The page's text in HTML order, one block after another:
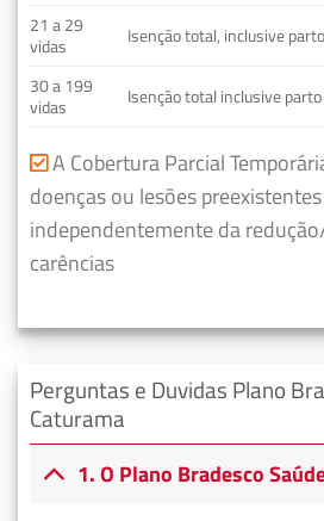
21 a 29
vidas
Isenção total, inclusive parto
30 a 199
vidas
Isenção total inclusive
A Cobertura Parcial
doenças ou lesões
independentemente da
carências
Perguntas e Duvidas Plano
Caturama
1. O Plano Bradesco